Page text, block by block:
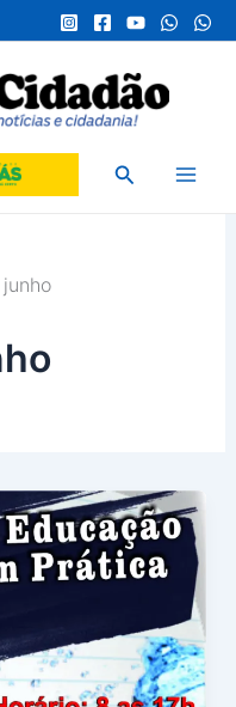
Pesquisar